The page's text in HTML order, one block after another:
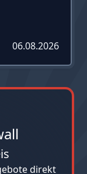
06.08.2026
direkt